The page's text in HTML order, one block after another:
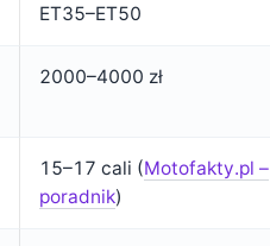
ET35–ET50
2000–4000 zł
15–17 cali (Motofakty.pl –
poradnik)